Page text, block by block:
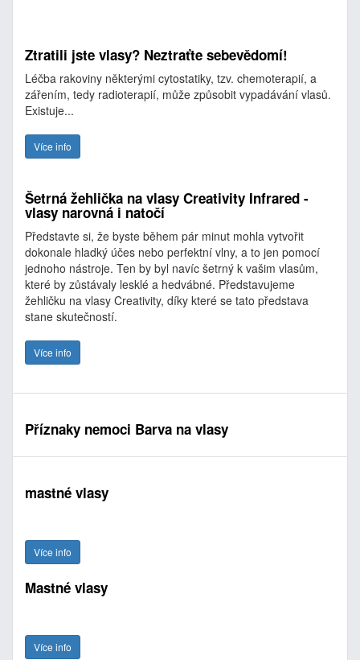
Ztratili jste vlasy? Neztraťte sebevědomí!
Léčba rakoviny některými cytostatiky, tzv. chemoterapií, a
zářením, tedy radioterapií, může způsobit vypadávání vlasů.
Existuje...
Více info
Šetrná žehlička na vlasy Creativity Infrared -
vlasy narovná i natočí
Představte si, že byste během pár minut mohla vytvořit
dokonale hladký účes nebo perfektní vlny, a to jen pomocí
jednoho nástroje. Ten by byl navíc šetrný k vašim vlasům,
které by zůstávaly lesklé a hedvábné. Představujeme
žehličku na vlasy Creativity, díky které se tato představa
stane skutečností.
Více info
Příznaky nemoci Barva na vlasy
mastné vlasy
Více info
Mastné vlasy
Více info